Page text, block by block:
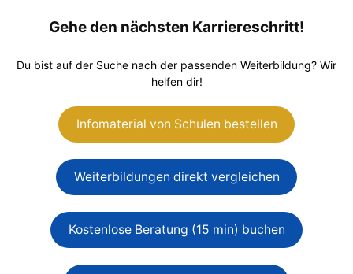
Gehe den nächsten Karriereschritt!
Du bist auf der Suche nach der passenden Weiterbildung? Wir
helfen dir!
Infomaterial von Schulen bestellen
Weiterbildungen direkt vergleichen
Kostenlose Beratung (15 min) buchen